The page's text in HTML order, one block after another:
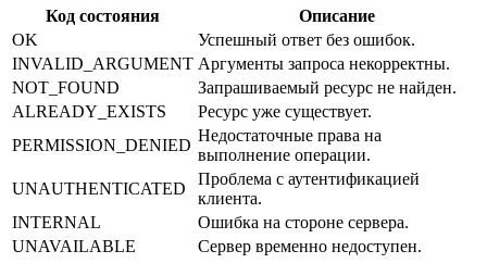
Код состояния
Описание
OK
Успешный ответ без ошибок.
INVALID_ARGUMENT Аргументы запроса некорректны.
NOT_FOUND
Запрашиваемый ресурс не найден.
ALREADY_EXISTS
Ресурс уже существует.
PERMISSION_DENIED
Недостаточные права на
выполнение операции.
UNAUTHENTICATED
Проблема с аутентификацией
клиента.
INTERNAL
Ошибка на стороне сервера.
UNAVAILABLE
Сервер временно недоступен.